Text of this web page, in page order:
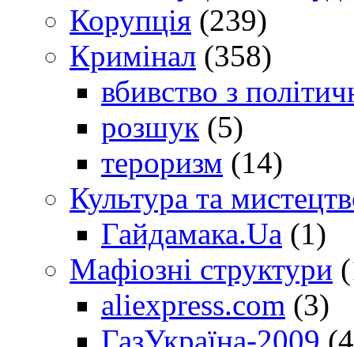
Корупція (239)
Кримінал (358)
вбивство з
розшук (5)
тероризм (14)
Культура та
Гайдамака.Ua (1)
Мафіозні структури
aliexpress.com (3)
ГазУкраїна-2009